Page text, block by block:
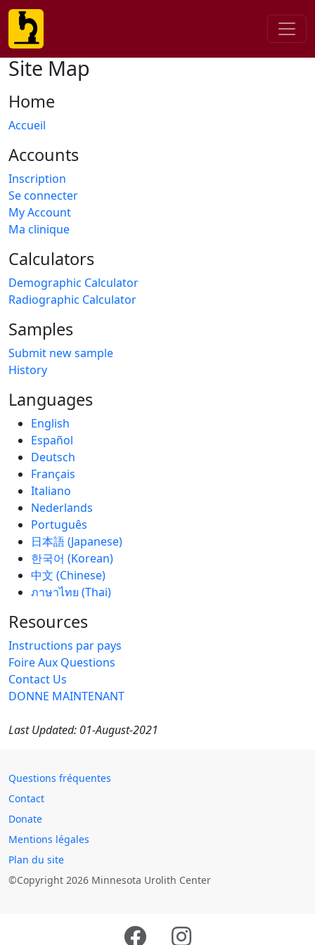
Site Map
Home
Accueil
Accounts
Inscription
Se connecter
My Account
Ma clinique
Calculators
Demographic Calculator
Radiographic Calculator
Samples
Submit new sample
History
Languages
English
Español
Deutsch
Français
Italiano
Nederlands
Português
日本語 (Japanese)
한국어 (Korean)
中文 (Chinese)
ภาษาไทย (Thai)
Resources
Instructions par pays
Foire Aux Questions
Contact Us
DONNE MAINTENANT
Last Updated: 01-August-2021
Questions fréquentes
Contact
Donate
Mentions légales
Plan du site
©Copyright 2026 Minnesota Urolith Center